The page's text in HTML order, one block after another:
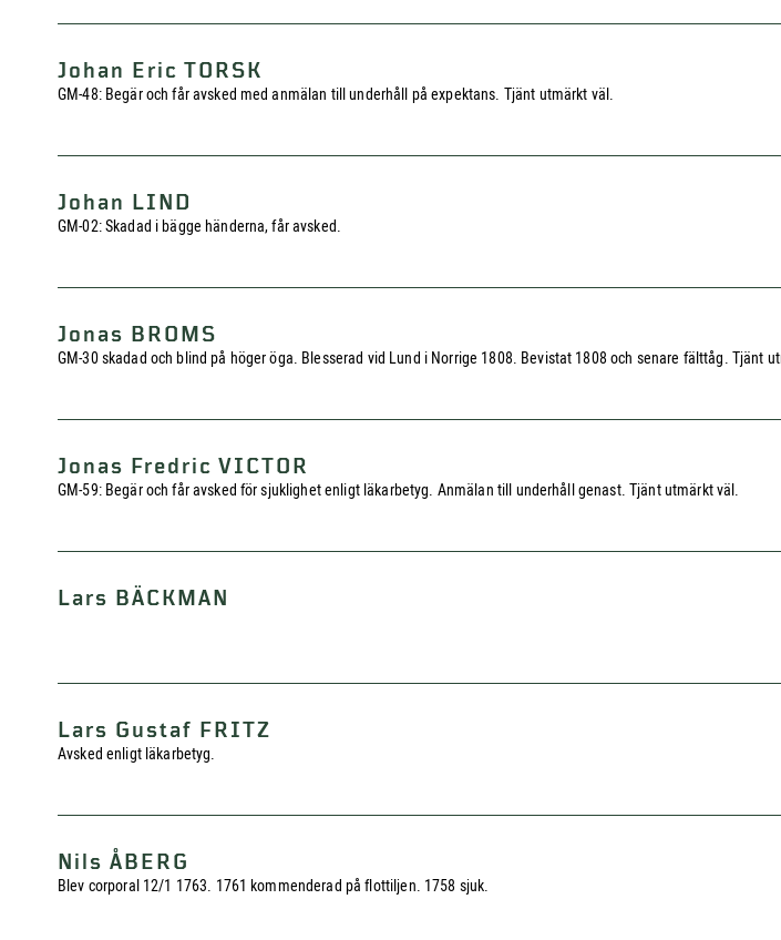
Johan Eric TORSK
GM-48: Begär och får avsked med anmälan till underhåll på expektans. Tjänt utmärkt väl.
Johan LIND
GM-02: Skadad i bägge händerna, får avsked.
Jonas BROMS
GM-30 skadad och blind på höger öga. Blesserad vid Lund i Norrige 1808. Bevistat 1808 och senare fälttåg.
Jonas Fredric VICTOR
GM-59: Begär och får avsked för sjuklighet enligt läkarbetyg. Anmälan till underhåll genast. Tjänt utmärkt väl.
Lars BÄCKMAN
Lars Gustaf FRITZ
Avsked enligt läkarbetyg.
Nils ÅBERG
Blev corporal 12/1 1763. 1761 kommenderad på flottiljen. 1758 sjuk.